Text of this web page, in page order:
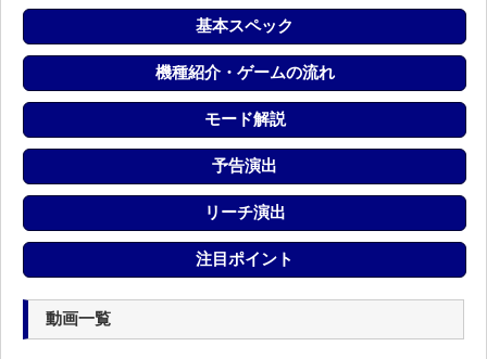
基本スペック
機種紹介・ゲームの流れ
モード解説
予告演出
リーチ演出
注目ポイント
動画一覧